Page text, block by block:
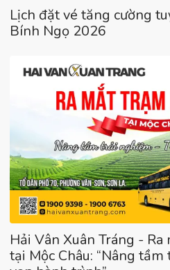
Lịch đặt vé tăng cường
Bính Ngọ 2026
Hải Vân Xuân Tráng -
tại Mộc Châu: “Nâng